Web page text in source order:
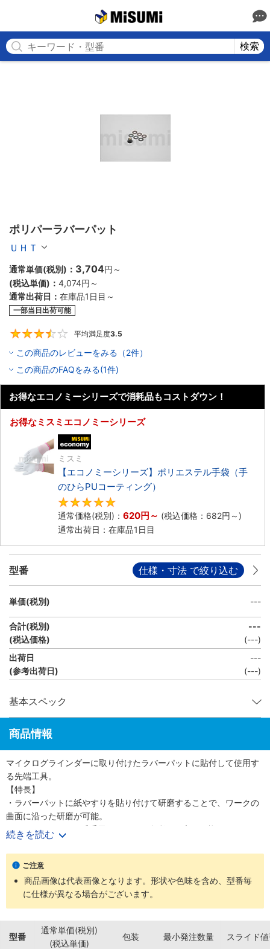
検索
ポリパーラバーパット
ＵＨＴ
通常単価(税別)： 3,704円 ～
(税込単価)： 4,074円 ～
通常出荷日： 在庫品1日目～
一部当日出荷可能
平均満足度3.5
この商品のレビューをみる（2件）
この商品のFAQをみる(1件)
お得なエコノミーシリーズで消耗品もコストダウン！
お得なミスミエコノミーシリーズ
ミスミ
【エコノミーシリーズ】ポリエステル手袋（手
のひらPUコーティング）
通常価格(税別)： 620円 ～ (税込価格： 682円 ～)
通常出荷日：在庫品1日目
型番 仕様・寸法 で絞り込む
単価(税別) ---
合計(税別)
(税込価格)
---
(---)
出荷日
(参考出荷日)
---
(---)
基本スペック
商品情報
マイクログラインダーに取り付けたラバーパットに貼付して使用す
る先端工具。
【特長】
・ラバーパットに紙やすりを貼り付けて研磨することで、ワークの
曲面に沿った研磨が可能。
・#40～600までの番手展開により、多彩な研磨が可能。
・ドーナツ状に中心部を開けることで、切粉の排出性を上げ、目詰
まりしにくくなっている。
・日本製の紙やすりと両面テープを使用し、工具交換時には剥がし
易く、作業時には剥がれ難い。
・保管時に反り返ったり、剥離紙が剥がれてしまう事もない。
・1パッケージに1個ラバーパットが同梱。
【用途】
・金属の表面の平滑研磨やカッター目落し、錆取りに最適。
続きを読む
ご注意
商品画像は代表画像となります。形状や色味を含め、型番毎
に仕様が異なる場合がございます。
型番
通常単価(税別)
(税込単価)
包装 最小発注数量 スライド